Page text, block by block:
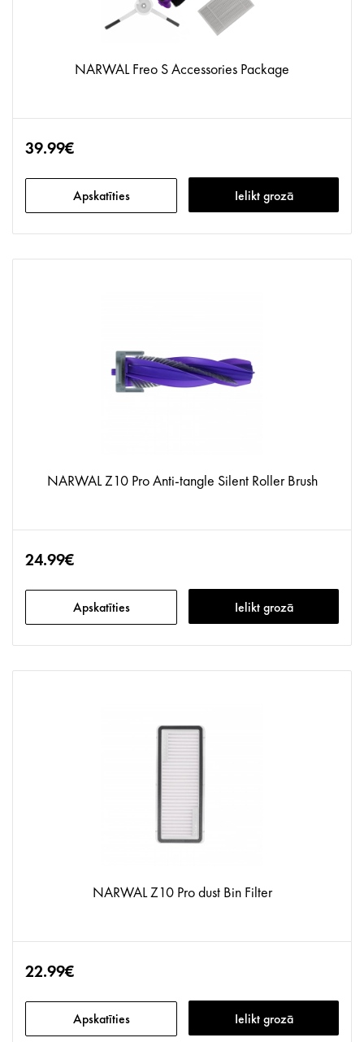
NARWAL Freo S Accessories Package
39.99€
Apskatīties Ielikt grozā
NARWAL Z10 Pro Anti-tangle Silent Roller Brush
24.99€
Apskatīties Ielikt grozā
NARWAL Z10 Pro dust Bin Filter
22.99€
Apskatīties Ielikt grozā